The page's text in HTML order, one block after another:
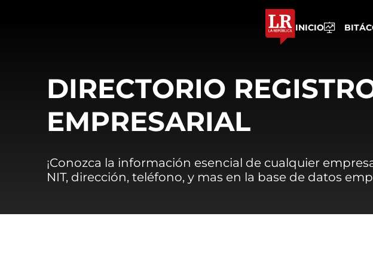
INICIO
DIRECTORIO
EMPRESARIAL
¡Conozca la información esencial de cualquier
NIT, dirección, teléfono, y mas en la base de datos